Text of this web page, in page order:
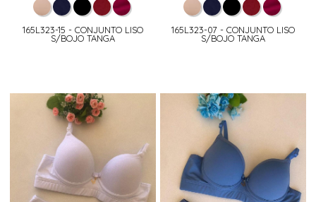
165L323-15 - CONJUNTO LISO
S/BOJO TANGA
165L323-07 - CONJUNTO LISO
S/BOJO TANGA